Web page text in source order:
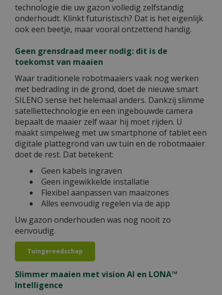
technologie die uw gazon volledig zelfstandig
onderhoudt. Klinkt futuristisch? Dat is het eigenlijk
ook een beetje, maar vooral ontzettend handig.
Geen grensdraad meer nodig: dit is de
toekomst van maaien
Waar traditionele robotmaaiers vaak nog werken
met bedrading in de grond, doet de nieuwe smart
SILENO sense het helemaal anders. Dankzij slimme
satelliettechnologie en een ingebouwde camera
bepaalt de maaier zelf waar hij moet rijden. U
maakt simpelweg met uw smartphone of tablet een
digitale plattegrond van uw tuin en de robotmaaier
doet de rest. Dat betekent:
Geen kabels ingraven
Geen ingewikkelde installatie
Flexibel aanpassen van maaizones
Alles eenvoudig regelen via de app
Uw gazon onderhouden was nog nooit zo
eenvoudig.
Tuingereedschap
Slimmer maaien met vision AI en LONA™
Intelligence